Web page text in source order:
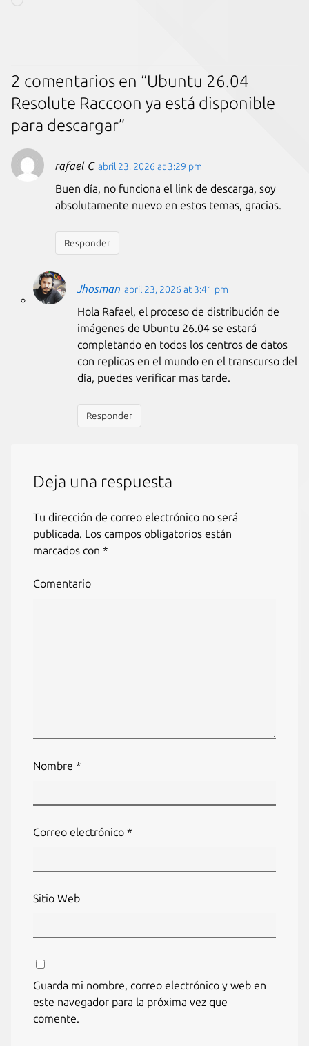
2 comentarios en “Ubuntu 26.04
Resolute Raccoon ya está disponible
para descargar”
rafael C abril 23, 2026 at 3:29 pm
Buen día, no funciona el link de descarga, soy
absolutamente nuevo en estos temas, gracias.
Responder
Jhosman abril 23, 2026 at 3:41 pm
Hola Rafael, el proceso de distribución de
imágenes de Ubuntu 26.04 se estará
completando en todos los centros de datos
con replicas en el mundo en el transcurso del
día, puedes verificar mas tarde.
Responder
Deja una respuesta
Tu dirección de correo electrónico no será
publicada. Los campos obligatorios están
marcados con *
Comentario
Nombre *
Correo electrónico *
Sitio Web
Guarda mi nombre, correo electrónico y web en
este navegador para la próxima vez que
comente.